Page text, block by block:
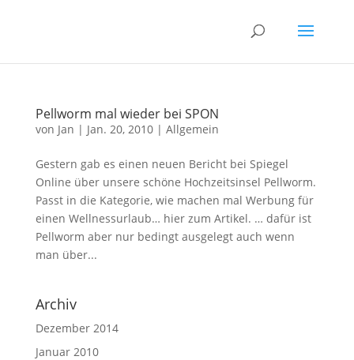
Pellworm mal wieder bei SPON
von Jan | Jan. 20, 2010| Allgemein
Gestern gab es einen neuen Bericht bei Spiegel
Online über unsere schöne Hochzeitsinsel Pellworm.
Passt in die Kategorie, wie machen mal Werbung für
einen Wellnessurlaub… hier zum Artikel. … dafür ist
Pellworm aber nur bedingt ausgelegt auch wenn
man über...
Archiv
Dezember 2014
Januar 2010